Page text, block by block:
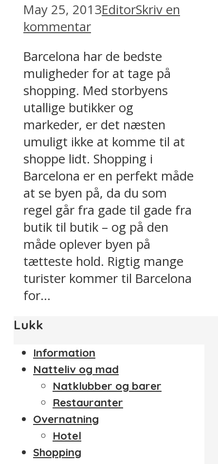
May 25, 2013EditorSkriv en
kommentar
Barcelona har de bedste
muligheder for at tage på
shopping. Med storbyens
utallige butikker og
markeder, er det næsten
umuligt ikke at komme til at
shoppe lidt. Shopping i
Barcelona er en perfekt måde
at se byen på, da du som
regel går fra gade til gade fra
butik til butik – og på den
måde oplever byen på
tætteste hold. Rigtig mange
turister kommer til Barcelona
for...
Lukk
Information
Natteliv og mad
Natklubber og barer
Restauranter
Overnatning
Hotel
Shopping